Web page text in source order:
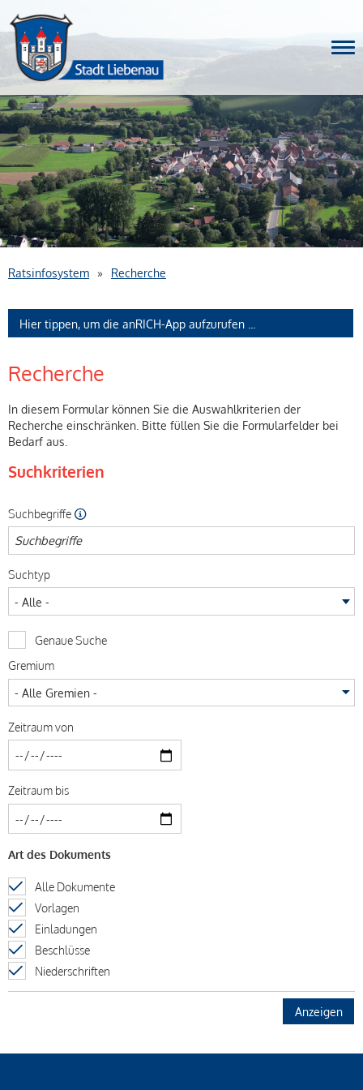
Ratsinfosystem » Recherche
Hier tippen, um die anRICH-App aufzurufen ...
Recherche
In diesem Formular können Sie die Auswahlkriterien der
Recherche einschränken. Bitte füllen Sie die Formularfelder bei
Bedarf aus.
Suchkriterien
Suchbegriffe
Stichwörter
Suchtyp
Genaue Suche
Gremium
Zeitraum von
Zeitraum bis
Art des Dokuments
Alle Dokumente
Vorlagen
Einladungen
Beschlüsse
Niederschriften
Vollständig anzeigen
Ergebnisse pro Seite